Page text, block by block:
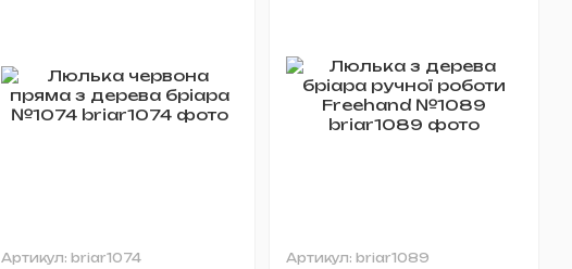
Артикул: briar1074 Артикул: briar1089